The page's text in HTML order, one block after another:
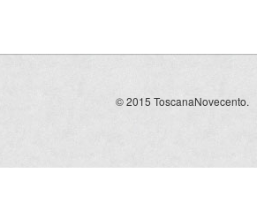
© 2015 ToscanaNovecento.